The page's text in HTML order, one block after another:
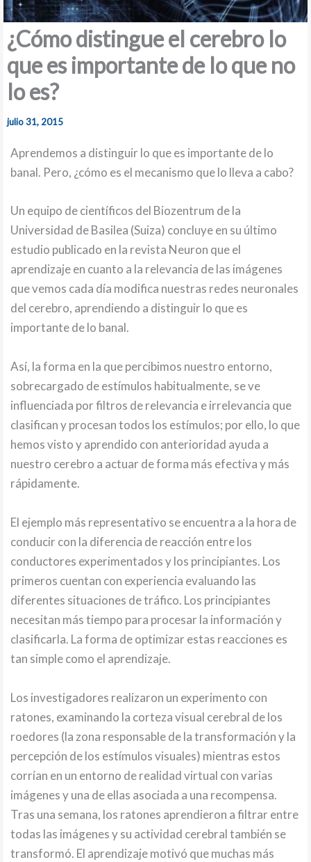
¿Cómo distingue el cerebro lo
que es importante de lo que no
lo es?
julio 31, 2015
Aprendemos a distinguir lo que es importante de lo
banal. Pero, ¿cómo es el mecanismo que lo lleva a cabo?
Un equipo de científicos del Biozentrum de la
Universidad de Basilea (Suiza) concluye en su último
estudio publicado en la revista Neuron que el
aprendizaje en cuanto a la relevancia de las imágenes
que vemos cada día modifica nuestras redes neuronales
del cerebro, aprendiendo a distinguir lo que es
importante de lo banal.
Así, la forma en la que percibimos nuestro entorno,
sobrecargado de estímulos habitualmente, se ve
influenciada por filtros de relevancia e irrelevancia que
clasifican y procesan todos los estímulos; por ello, lo que
hemos visto y aprendido con anterioridad ayuda a
nuestro cerebro a actuar de forma más efectiva y más
rápidamente.
El ejemplo más representativo se encuentra a la hora de
conducir con la diferencia de reacción entre los
conductores experimentados y los principiantes. Los
primeros cuentan con experiencia evaluando las
diferentes situaciones de tráfico. Los principiantes
necesitan más tiempo para procesar la información y
clasificarla. La forma de optimizar estas reacciones es
tan simple como el aprendizaje.
Los investigadores realizaron un experimento con
ratones, examinando la corteza visual cerebral de los
roedores (la zona responsable de la transformación y la
percepción de los estímulos visuales) mientras estos
corrían en un entorno de realidad virtual con varias
imágenes y una de ellas asociada a una recompensa.
Tras una semana, los ratones aprendieron a filtrar entre
todas las imágenes y su actividad cerebral también se
transformó. El aprendizaje motivó que muchas más